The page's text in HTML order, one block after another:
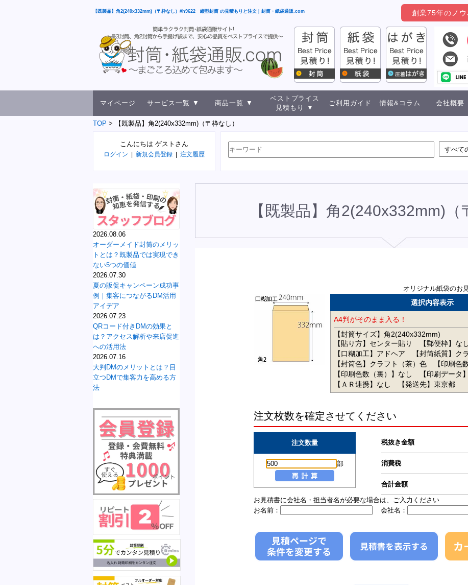
【既製品】角2(240x332mm)（〒枠なし）#h9622 縦型封筒 の見積もりと注文 | 封筒・紙袋通販.com 創業75年のノウ
マイページ サービス一覧 ▼ 商品一覧 ▼
ベストプライス
見積もり ▼
ご利用ガイド 情報&コラム 会社概要
TOP 【既製品】角2(240x332mm)（〒枠なし）
こんにちは ゲストさん
ログイン 新規会員登録 注文履歴
2026.08.06
オーダーメイド封筒のメリッ
トとは？既製品では実現でき
ない5つの価値
2026.07.30
夏の販促キャンペーン成功事
例｜集客につながるDM活用
アイデア
2026.07.23
QRコード付きDMの効果と
は？アクセス解析や来店促進
への活用法
2026.07.16
大判DMのメリットとは？目
立つDMで集客力を高める方
法
【既製品】角2(240x332mm)（
オリジナル紙袋のお
選択内容表示
A4判がそのまま入る！
【封筒サイズ】角2(240x332mm)
【貼り方】センター貼り
【郵便枠】なし
【口糊加工】アドヘア
【封筒紙質】ク
【封筒色】クラフト（茶）色
【印刷色
【印刷色数（裏）】なし
【印刷データ
【ＡＲ連携】なし
【発送先】東京都
注文枚数を確定させてください
注文数量
部
税抜き金額
消費税
合計金額
お見積書に会社名・担当者名が必要な場合は、ご入力ください
お名前：
会社名：